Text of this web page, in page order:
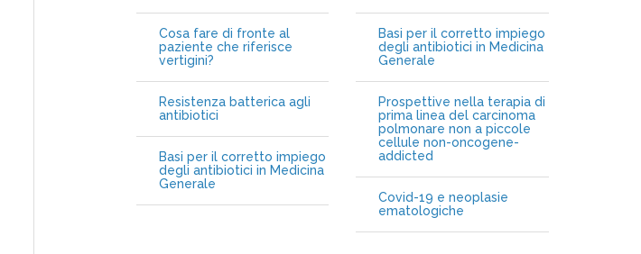
Cosa fare di fronte al
paziente che riferisce
vertigini?
Resistenza batterica agli
antibiotici
Basi per il corretto impiego
degli antibiotici in Medicina
Generale
Basi per il corretto impiego
degli antibiotici in Medicina
Generale
Prospettive nella terapia di
prima linea del carcinoma
polmonare non a piccole
cellule non-oncogene-
addicted
Covid-19 e neoplasie
ematologiche